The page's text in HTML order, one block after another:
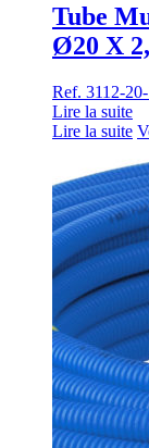
Tube
Ø20 X
Ref. 3112-
Lire la suite
Lire la suite